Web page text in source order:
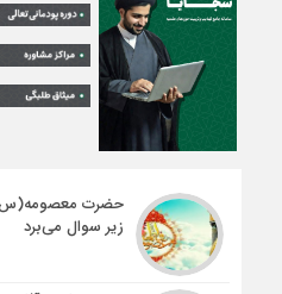
حضرت معصومه(س)؛
زیر سوال می‌برد